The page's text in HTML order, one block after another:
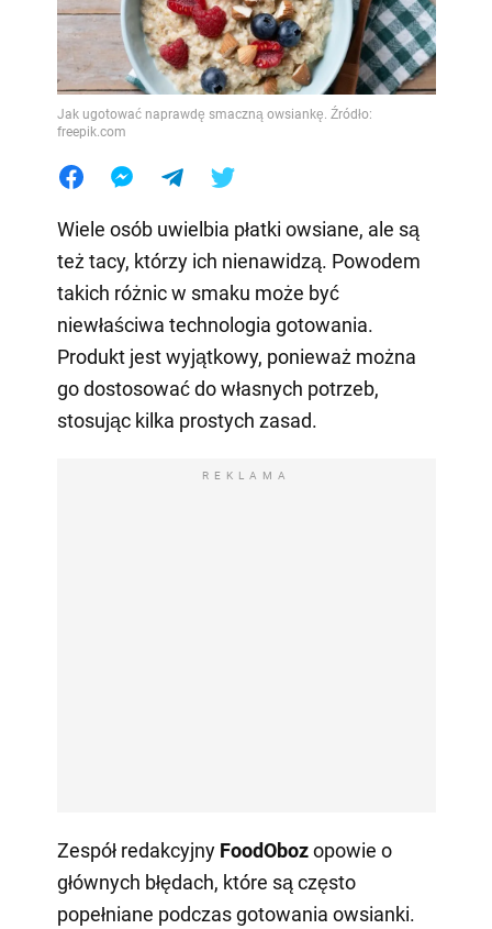
Jak ugotować naprawdę smaczną owsiankę. Źródło:
freepik.com
Wiele osób uwielbia płatki owsiane, ale są
też tacy, którzy ich nienawidzą. Powodem
takich różnic w smaku może być
niewłaściwa technologia gotowania.
Produkt jest wyjątkowy, ponieważ można
go dostosować do własnych potrzeb,
stosując kilka prostych zasad.
REKLAMA
Zespół redakcyjny FoodObozopowie o
głównych błędach, które są często
popełniane podczas gotowania owsianki.